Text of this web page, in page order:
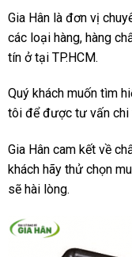
Gia Hân là đơn vị
các loại hàng, hàng
tín ở tại TP.HCM.
Quý khách muốn tìm
tôi để được tư vấn chi
Gia Hân cam kết về
khách hãy thử chọn
sẽ hài lòng.